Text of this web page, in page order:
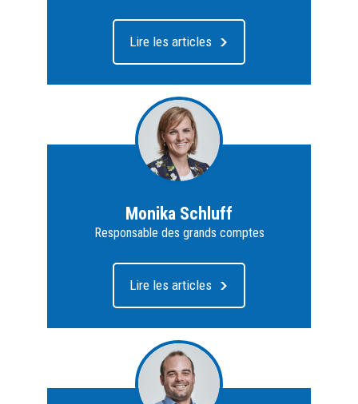
Lire les articles
Monika Schluff
Responsable des grands comptes
Lire les articles